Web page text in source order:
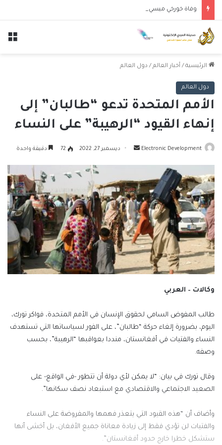
وفاة خورخي ميسي والد النجم الأرجنتيني ليونيل ميسي عن عمر 68 عاماً
الرئيسية / أخبار العالم / دول العالم
دول العالم
الأمم المتحدة تدعو “طالبان” إلى
إنهاء القيود “الرهيبة” على النساء
Electronic Development
أرسل ديسمبر 27, 2022 72 دقيقة واحدة
وكالات – العربي
طالب المفوض السامي لحقوق الإنسان في الأمم المتحدة، فواكر تورك،
اليوم، بضرورة إلغاء حركة “طالبان”، على الفور لسياساتها التي تستهدف
النساء والفتيات في أفغانستان، منددا بعواقبها “الرهيبة”، بحسب
وصفه.
وقال تورك في بيان: “لا يمكن لأي دولة أن تتطور -في الواقع- على
الصعيد الاجتماعي والاقتصادي مع استبعاد نصف سكانها”.
وأضاف أن “هذه القيود التي يتعذر فهمها والمفروضة على النساء
والفتيات لن تؤدي فقط إلى زيادة معاناة جميع الأفغان، بل أخشى أنها
ستشكل خطرا خارج حدود أفغانستان”.